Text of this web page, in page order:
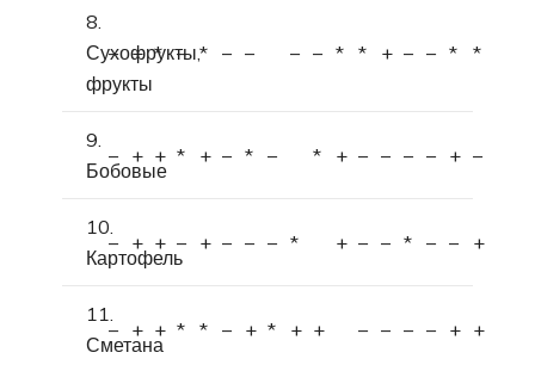
8.
Сухофрукты,
фрукты
– + * – * – – – – * * + – – * *
9.
Бобовые
– + + * + – * – * + – – – – + –
10.
Картофель
– + + – + – – – * + – – * – – +
11.
Сметана
– + + * * – + * + + – – – – + +